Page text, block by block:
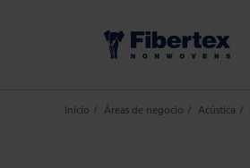
Inicio Áreas de negocio Acústica